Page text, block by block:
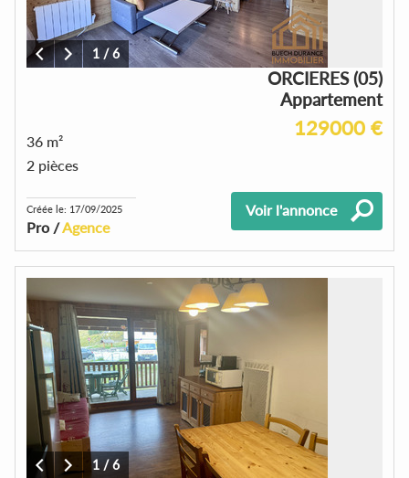
1 /6
ORCIERES (05)
Appartement
129000 €
36 m²
2 pièces
Créée le: 17/09/2025
Pro /Agence
Voir l'annonce
1 /6